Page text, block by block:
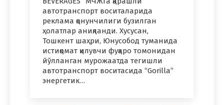
автотранспорт воситаларида
реклама қонунчилиги бузилган
ҳолатлар аниқланди. Хусусан,
Тошкент шаҳри, Юнусобод туманида
истиқомат қилувчи фуқаро томонидан
йўлланган мурожаатда тегишли
автотранспорт воситасида “Gorilla”
энергетик…